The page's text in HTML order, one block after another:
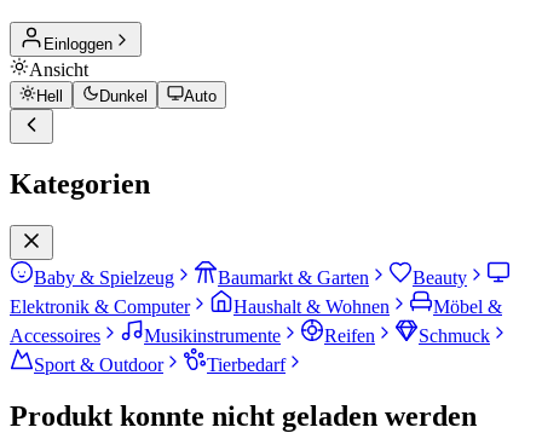
Einloggen
Ansicht
Hell Dunkel Auto
Kategorien
Baby & Spielzeug Baumarkt & Garten
Beauty
Elektronik & Computer
Haushalt & Wohnen
Möbel &
Accessoires
Musikinstrumente Reifen
Schmuck
Sport & Outdoor
Tierbedarf
Produkt konnte nicht geladen werden